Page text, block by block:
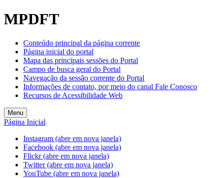
Welcome
to
One
Accessibility
screen
reader.
start
All
in
One
Accessibility
screen
reader,
press
"Ctrl
MPDFT
Conteúdo principal da página corrente
Página inicial do portal
Mapa das principais sessões do Portal
Campo de busca geral do Portal
Navegação da sessão corrente do Portal
Informações de contato, por meio do canal Fale Conosco
Recursos de Acessibilidade Web
Menu
Página Inicial
Instagram (abre em nova janela)
Facebook (abre em nova janela)
Flickr (abre em nova janela)
Twitter (abre em nova janela)
YouTube (abre em nova janela)